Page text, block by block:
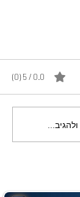
- זיוה
0.0 / 5 ‏(0)